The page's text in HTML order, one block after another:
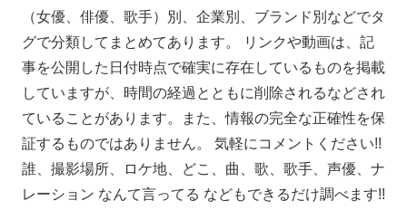
（女優、俳優、歌手）別、企業別、ブランド別などでタ
グで分類してまとめてあります。 リンクや動画は、記
事を公開した日付時点で確実に存在しているものを掲載
していますが、時間の経過とともに削除されるなどされ
ていることがあります。また、情報の完全な正確性を保
証するものではありません。 気軽にコメントください!!
誰、撮影場所、ロケ地、どこ、曲、歌、歌手、声優、ナ
レーション なんて言ってる などもできるだけ調べます!!